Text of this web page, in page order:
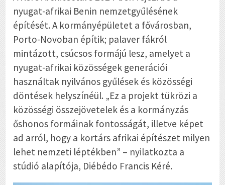
nyugat-afrikai Benin nemzetgyűlésének
építését. A kormányépületet a fővárosban,
Porto-Novoban építik; palaver fákról
mintázott, csúcsos formájú lesz, amelyet a
nyugat-afrikai közösségek generációi
használtak nyilvános gyűlések és közösségi
döntések helyszínéül. „Ez a projekt tükrözi a
közösségi összejövetelek és a kormányzás
őshonos formáinak fontosságát, illetve képet
ad arról, hogy a kortárs afrikai építészet milyen
lehet nemzeti léptékben” – nyilatkozta a
stúdió alapítója, Diébédo Francis Kéré.